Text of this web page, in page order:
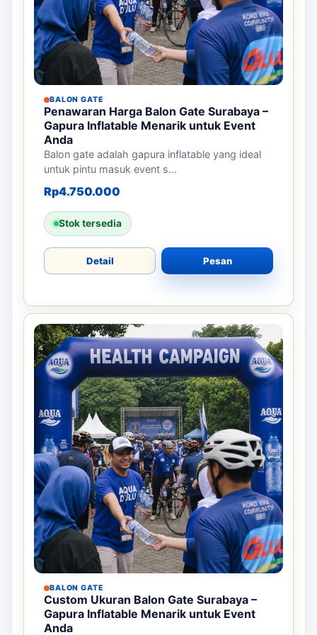
BALON GATE
Penawaran Harga Balon Gate Surabaya –
Gapura Inflatable Menarik untuk Event
Anda
Balon gate adalah gapura inflatable yang ideal
untuk pintu masuk event s...
Rp4.750.000
Stok tersedia
Detail Pesan
BALON GATE
Custom Ukuran Balon Gate Surabaya –
Gapura Inflatable Menarik untuk Event
Anda